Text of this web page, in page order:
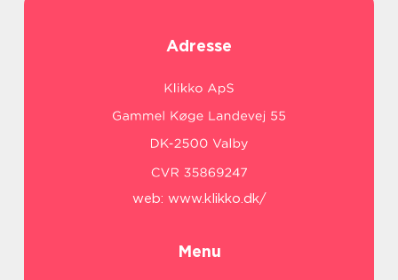
Adresse
web: www.klikko.dk/
Menu